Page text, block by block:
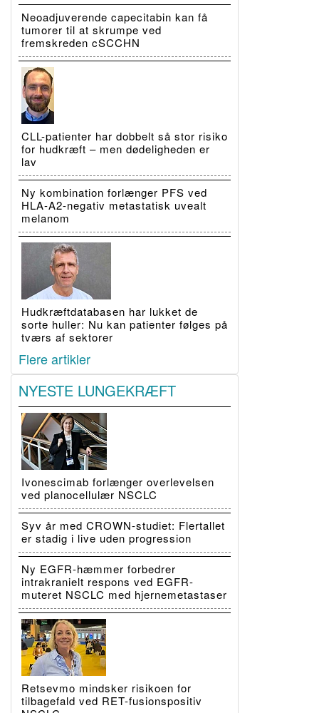
Neoadjuverende capecitabin kan få
tumorer til at skrumpe ved
fremskreden cSCCHN
CLL-patienter har dobbelt så stor risiko
for hudkræft – men dødeligheden er
lav
Ny kombination forlænger PFS ved
HLA-A2-negativ metastatisk uvealt
melanom
Hudkræftdatabasen har lukket de
sorte huller: Nu kan patienter følges på
tværs af sektorer
Flere artikler
NYESTE LUNGEKRÆFT
Ivonescimab forlænger overlevelsen
ved planocellulær NSCLC
Syv år med CROWN-studiet: Flertallet
er stadig i live uden progression
Ny EGFR-hæmmer forbedrer
intrakranielt respons ved EGFR-
muteret NSCLC med hjernemetastaser
Retsevmo mindsker risikoen for
tilbagefald ved RET-fusionspositiv